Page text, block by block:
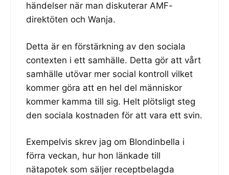
händelser när man diskuterar AMF-
direktöten och Wanja.
Detta är en förstärkning av den sociala
contexten i ett samhälle. Detta gör att vårt
samhälle utövar mer social kontroll vilket
kommer göra att en hel del människor
kommer kamma till sig. Helt plötsligt steg
den sociala kostnaden för att vara ett svin.
Exempelvis skrev jag om Blondinbella i
förra veckan, hur hon länkade till
nätapotek som säljer receptbelagda